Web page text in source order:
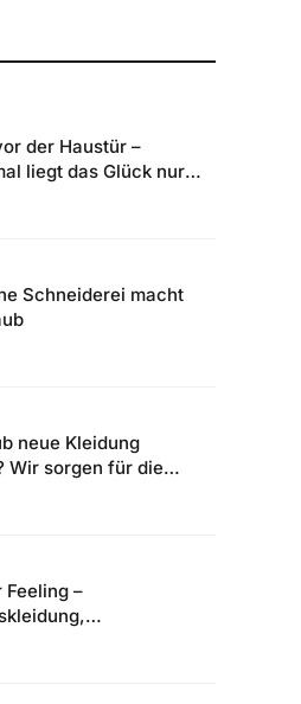
der Haustür –
liegt das Glück nur
entfernt
Schneiderei macht
neue Kleidung
Wir sorgen für die
Feeling –
und warum